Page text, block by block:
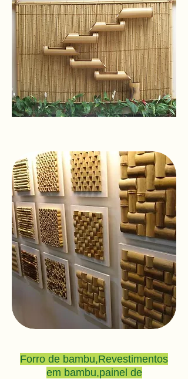
Forro de bambu,Revestimentos
em bambu,painel de